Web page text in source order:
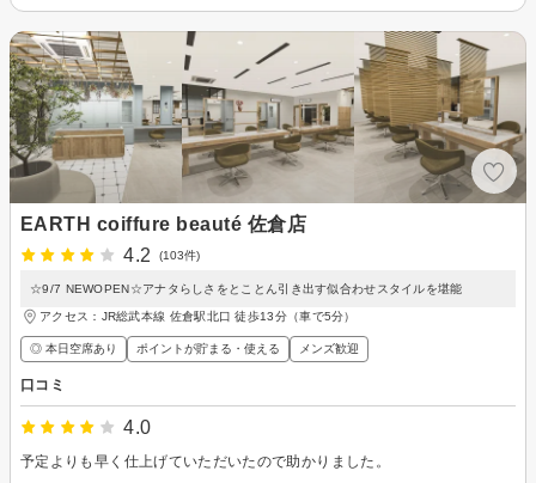
EARTH coiffure beauté 佐倉店
4.2
(103件)
☆9/7 NEWOPEN☆アナタらしさをとことん引き出す似合わせスタイルを堪能
アクセス：JR総武本線 佐倉駅北口 徒歩13分（車で5分）
◎ 本日空席あり ポイントが貯まる・使える メンズ歓迎
口コミ
4.0
予定よりも早く仕上げていただいたので助かりました。